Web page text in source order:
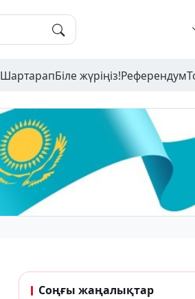
ШартарапБіле жүріңіз!Референдум
Соңғы жаңалықтар